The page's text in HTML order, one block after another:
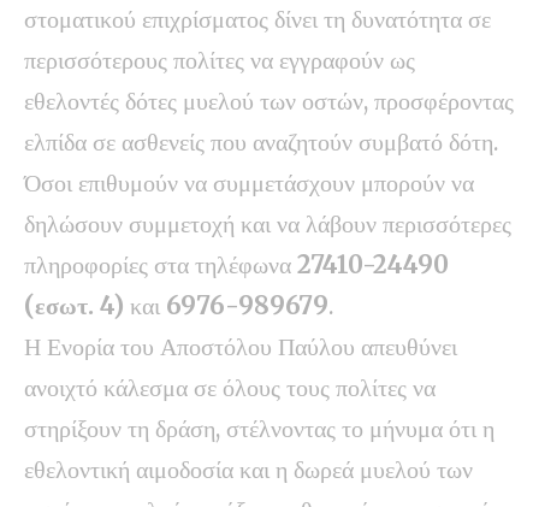
στοματικού επιχρίσματος δίνει τη δυνατότητα σε
περισσότερους πολίτες να εγγραφούν ως
εθελοντές δότες μυελού των οστών, προσφέροντας
ελπίδα σε ασθενείς που αναζητούν συμβατό δότη.
Όσοι επιθυμούν να συμμετάσχουν μπορούν να
δηλώσουν συμμετοχή και να λάβουν περισσότερες
πληροφορίες στα τηλέφωνα 27410-24490
(εσωτ. 4) και 6976-989679.
Η Ενορία του Αποστόλου Παύλου απευθύνει
ανοιχτό κάλεσμα σε όλους τους πολίτες να
στηρίξουν τη δράση, στέλνοντας το μήνυμα ότι η
εθελοντική αιμοδοσία και η δωρεά μυελού των